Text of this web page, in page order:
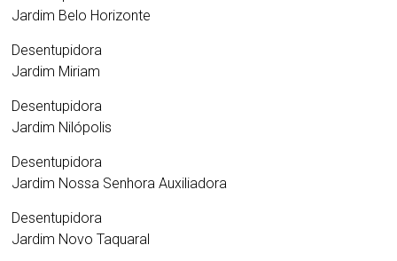
Jardim Belo Horizonte
Desentupidora
Jardim Miriam
Desentupidora
Jardim Nilópolis
Desentupidora
Jardim Nossa Senhora Auxiliadora
Desentupidora
Jardim Novo Taquaral